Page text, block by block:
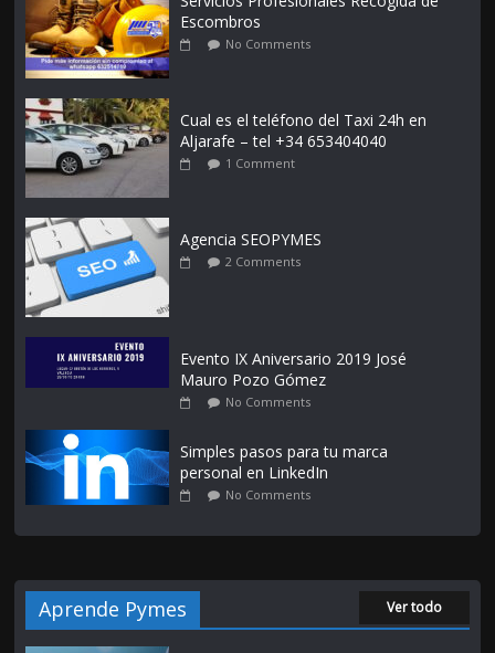
Escombros
No Comments
Cual es el teléfono del Taxi 24h en
Aljarafe – tel +34 653404040
1 Comment
Agencia SEOPYMES
2 Comments
Evento IX Aniversario 2019 José
Mauro Pozo Gómez
No Comments
Simples pasos para tu marca
personal en LinkedIn
No Comments
Aprende Pymes Ver todo